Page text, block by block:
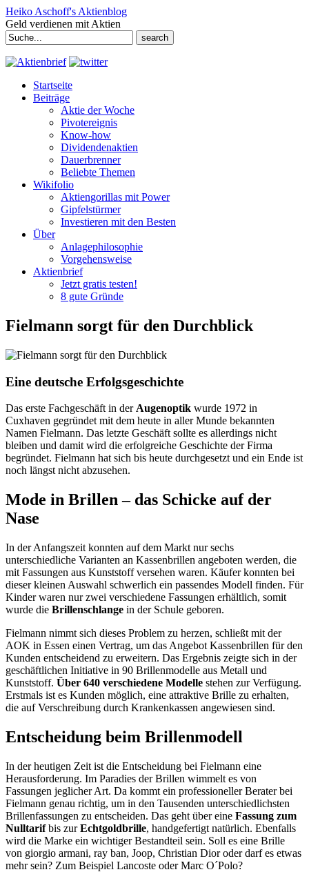
Heiko Aschoff's Aktienblog
Geld verdienen mit Aktien
Search
for:
Startseite
Beiträge
Aktie der Woche
Pivotereignis
Know-how
Dividendenaktien
Dauerbrenner
Beliebte Themen
Wikifolio
Aktiengorillas mit Power
Gipfelstürmer
Investieren mit den Besten
Über
Anlagephilosophie
Vorgehensweise
Aktienbrief
Jetzt gratis testen!
8 gute Gründe
Fielmann sorgt für den Durchblick
Eine deutsche Erfolgsgeschichte
Das erste Fachgeschäft in der Augenoptik wurde 1972 in
Cuxhaven gegründet mit dem heute in aller Munde bekannten
Namen Fielmann. Das letzte Geschäft sollte es allerdings nicht
bleiben und damit wird die erfolgreiche Geschichte der Firma
begründet. Fielmann hat sich bis heute durchgesetzt und ein Ende ist
noch längst nicht abzusehen.
Mode in Brillen – das Schicke auf der
Nase
In der Anfangszeit konnten auf dem Markt nur sechs
unterschiedliche Varianten an Kassenbrillen angeboten werden, die
mit Fassungen aus Kunststoff versehen waren. Käufer konnten bei
dieser kleinen Auswahl schwerlich ein passendes Modell finden. Für
Kinder waren nur zwei verschiedene Fassungen erhältlich, somit
wurde die Brillenschlange in der Schule geboren.
Fielmann nimmt sich dieses Problem zu herzen, schließt mit der
AOK in Essen einen Vertrag, um das Angebot Kassenbrillen für den
Kunden entscheidend zu erweitern. Das Ergebnis zeigte sich in der
geschäftlichen Initiative in 90 Brillenmodelle aus Metall und
Kunststoff. Über 640 verschiedene Modelle stehen zur Verfügung.
Erstmals ist es Kunden möglich, eine attraktive Brille zu erhalten,
die auf Verschreibung durch Krankenkassen angewiesen sind.
Entscheidung beim Brillenmodell
In der heutigen Zeit ist die Entscheidung bei Fielmann eine
Herausforderung. Im Paradies der Brillen wimmelt es von
Fassungen jeglicher Art. Da kommt ein professioneller Berater bei
Fielmann genau richtig, um in den Tausenden unterschiedlichsten
Brillenfassungen zu entscheiden. Das geht über eine Fassung zum
Nulltarifbis zurEchtgoldbrille, handgefertigt natürlich. Ebenfalls
wird die Marke ein wichtiger Bestandteil sein. Soll es eine Brille
von giorgio armani, ray ban, Joop, Christian Dior oder darf es etwas
mehr sein? Zum Beispiel Lancoste oder Marc O´Polo?